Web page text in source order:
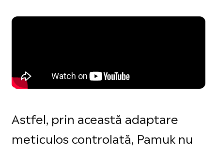
Astfel, prin această adaptare
meticulos controlată, Pamuk nu